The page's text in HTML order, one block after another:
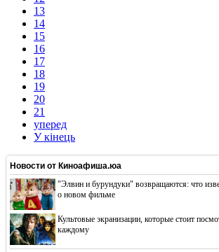
13
14
15
16
17
18
19
20
21
уперед
У кінець
Новости от Киноафиша.юа
"Элвин и бурундуки" возвращаются: что
о новом фильме
Культовые экранизации, которые стоит
каждому